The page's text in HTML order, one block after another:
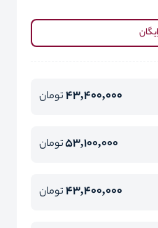
43,400,000تومان
53,100,000تومان
43,400,000تومان